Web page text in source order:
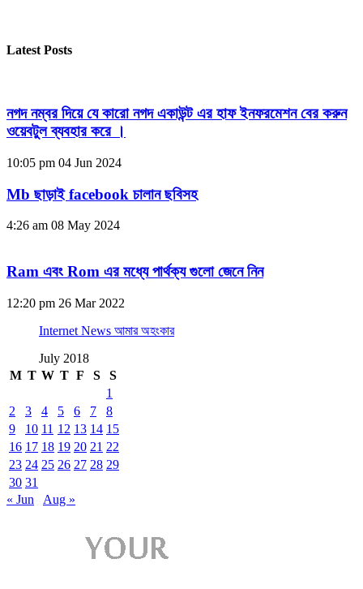
Latest Posts
নগদ নম্বর দিয়ে যে কারো নগদ একাউন্ট এর হাফ ইনফরমেশন বের করুন
ওয়েবটুল ব্যবহার করে ।
10:05 pm 04 Jun 2024
Mb ছাড়াই facebook চালান ছবিসহ
4:26 am 08 May 2024
Ram এবং Rom এর মধ্যে পার্থক্য গুলো জেনে নিন
12:20 pm 26 Mar 2022
Internet News আমার অহংকার
July 2018
M T W T F S
S
1
2
3 4 5 6 7
8
9
10 11 12 13 14 15
16 17 18 19 20 21 22
23 24 25 26 27 28 29
30 31
« Jun
Aug »